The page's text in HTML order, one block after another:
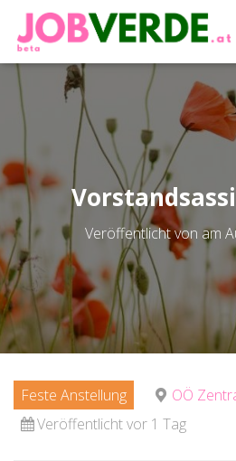
Veröffentlicht von am
Feste Anstellung
OÖ
Veröffentlicht vor 1 Tag